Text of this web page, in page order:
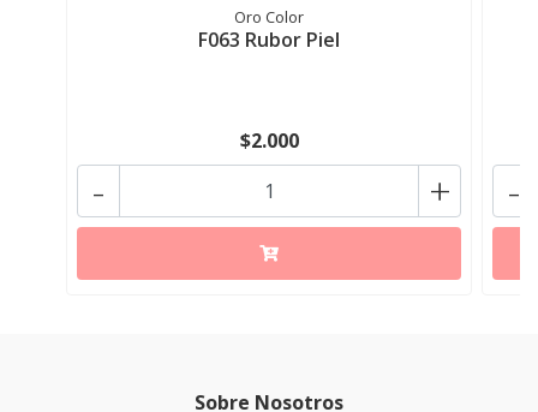
Oro Color
F063 Rubor Piel
$2.000
+
- -
Sobre Nosotros